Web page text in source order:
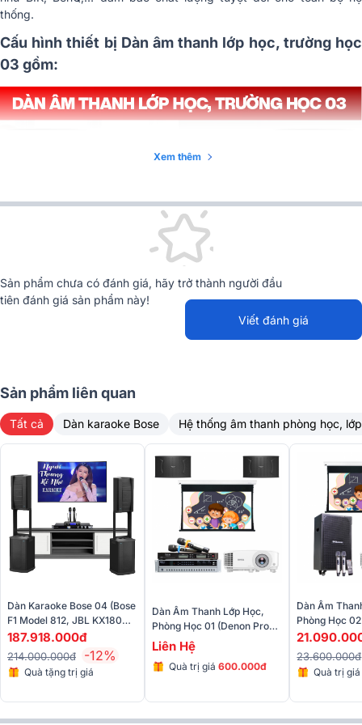
thống.
Cấu hình thiết bị Dàn âm thanh lớp học, trường học
03 gồm:
Đặc điểm chi tiết các thiết bị có trong dàn
Loa karaoke BIK BJ-S668
Loa BIK BJ S668 được cấu tạo với ba loa 2 đường tiếng, bao gồm
một loa bass đường kính 25 cm và hai loa treble đường kính 7,7 cm.
Cấu trúc này giúp loa tái hiện âm thanh chính xác trên mọi tần số.
Xem thêm
Sản phẩm chưa có đánh giá, hãy trở thành người đầu
tiên đánh giá sản phẩm này!
Viết đánh giá
Sản phẩm liên quan
Tất cả Dàn karaoke Bose Hệ thống âm thanh phòng học,
Dàn Karaoke Bose 04 (Bose
F1 Model 812, JBL KX180A,
Bose F1, JBL VM300)
187.918.000đ
214.000.000đ -12%
Quà tặng trị giá
Dàn Âm Thanh Lớp Học,
Phòng Học 01 (Denon Pro
DP-C10, DP-3600 New,
U900Plus Ver 2, BenQ
MS560, Dalite 100inch)
Liên Hệ
Quà trị giá600.000đ
Dàn Âm
Phòng Học
5015, BenQ
100inch)
23.600.000đ
Quà trị